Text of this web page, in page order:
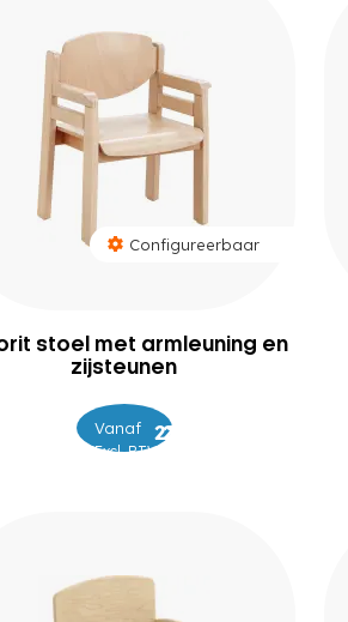
Configureerbaar
stoel met armleuning en
zijsteunen
Vanaf 225
229
Excl. BTW